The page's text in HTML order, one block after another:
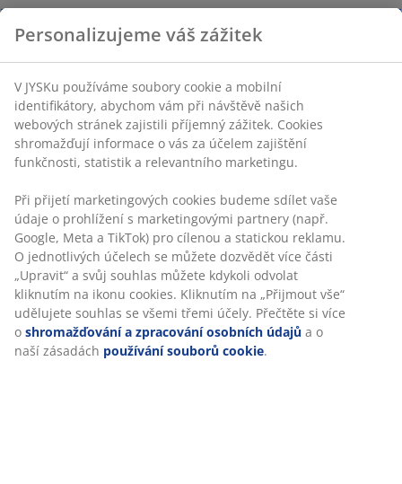
Personalizujeme váš zážitek
V JYSKu používáme soubory cookie a mobilní
identifikátory, abychom vám při návštěvě našich
webových stránek zajistili příjemný zážitek. Cookies
shromažďují informace o vás za účelem zajištění
funkčnosti, statistik a relevantního marketingu.
Při přijetí marketingových cookies budeme sdílet vaše
údaje o prohlížení s marketingovými partnery (např.
Google, Meta a TikTok) pro cílenou a statickou reklamu.
O jednotlivých účelech se můžete dozvědět více části
„Upravit“ a svůj souhlas můžete kdykoli odvolat
kliknutím na ikonu cookies. Kliknutím na „Přijmout vše“
udělujete souhlas se všemi třemi účely. Přečtěte si více
o shromažďování a zpracování osobních údajů a o
naší zásadách používání souborů cookie.